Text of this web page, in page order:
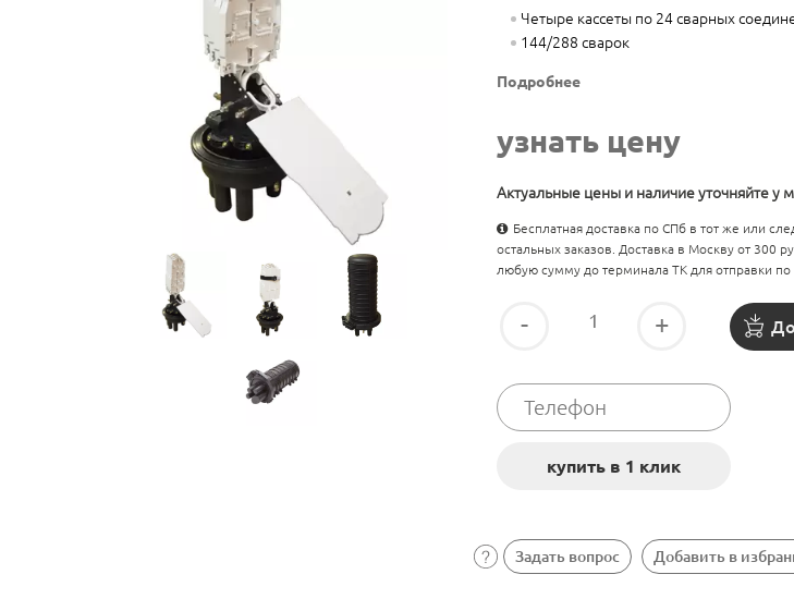
Четыре кассеты по 24 сварных
144/288 сварок
Подробнее
узнать цену
Актуальные цены и наличие уточняйте у
Бесплатная доставка по СПб в тот же или
остальных заказов. Доставка в Москву от 300
любую сумму до терминала ТК для отправки по
- +
Задать вопрос Добавить в